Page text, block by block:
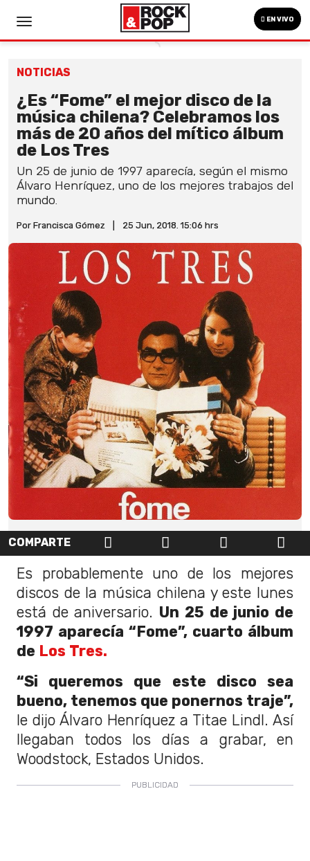
EN VIVO
NOTICIAS
¿Es “Fome” el mejor disco de la
música chilena? Celebramos los
más de 20 años del mítico álbum
de Los Tres
Un 25 de junio de 1997 aparecía, según el mismo
Álvaro Henríquez, uno de los mejores trabajos del
mundo.
Por Francisca Gómez 25 Jun, 2018. 15:06 hrs
COMPARTE
Es probablemente uno de los mejores
discos de la música chilena y este lunes
está de aniversario. Un 25 de junio de
1997 aparecía “Fome”, cuarto álbum
de Los Tres.
“Si queremos que este disco sea
bueno, tenemos que ponernos traje”,
le dijo Álvaro Henríquez a Titae Lindl. Así
llegaban todos los días a grabar, en
Woodstock, Estados Unidos.